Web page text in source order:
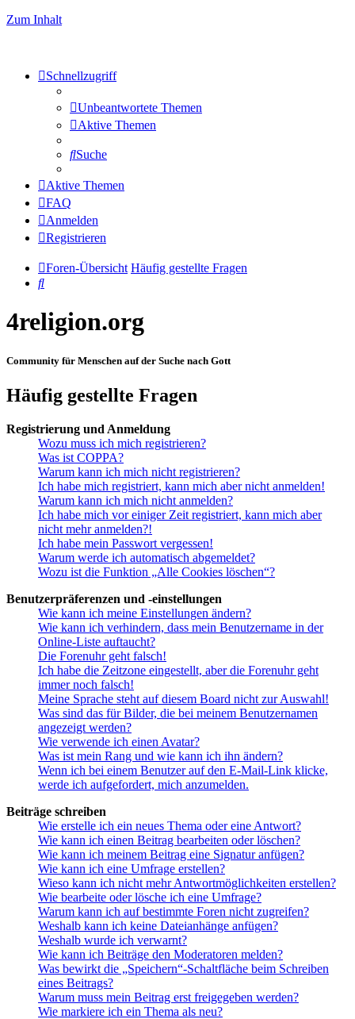
Zum Inhalt
Schnellzugriff
Unbeantwortete Themen
Aktive Themen
Suche
Aktive Themen
FAQ
Anmelden
Registrieren
Foren-Übersicht Häufig gestellte Fragen
Suche
4religion.org
Community für Menschen auf der Suche nach Gott
Häufig gestellte Fragen
Registrierung und Anmeldung
Wozu muss ich mich registrieren?
Was ist COPPA?
Warum kann ich mich nicht registrieren?
Ich habe mich registriert, kann mich aber nicht anmelden!
Warum kann ich mich nicht anmelden?
Ich habe mich vor einiger Zeit registriert, kann mich aber
nicht mehr anmelden?!
Ich habe mein Passwort vergessen!
Warum werde ich automatisch abgemeldet?
Wozu ist die Funktion „Alle Cookies löschen“?
Benutzerpräferenzen und -einstellungen
Wie kann ich meine Einstellungen ändern?
Wie kann ich verhindern, dass mein Benutzername in der
Online-Liste auftaucht?
Die Forenuhr geht falsch!
Ich habe die Zeitzone eingestellt, aber die Forenuhr geht
immer noch falsch!
Meine Sprache steht auf diesem Board nicht zur Auswahl!
Was sind das für Bilder, die bei meinem Benutzernamen
angezeigt werden?
Wie verwende ich einen Avatar?
Was ist mein Rang und wie kann ich ihn ändern?
Wenn ich bei einem Benutzer auf den E-Mail-Link klicke,
werde ich aufgefordert, mich anzumelden.
Beiträge schreiben
Wie erstelle ich ein neues Thema oder eine Antwort?
Wie kann ich einen Beitrag bearbeiten oder löschen?
Wie kann ich meinem Beitrag eine Signatur anfügen?
Wie kann ich eine Umfrage erstellen?
Wieso kann ich nicht mehr Antwortmöglichkeiten erstellen?
Wie bearbeite oder lösche ich eine Umfrage?
Warum kann ich auf bestimmte Foren nicht zugreifen?
Weshalb kann ich keine Dateianhänge anfügen?
Weshalb wurde ich verwarnt?
Wie kann ich Beiträge den Moderatoren melden?
Was bewirkt die „Speichern“-Schaltfläche beim Schreiben
eines Beitrags?
Warum muss mein Beitrag erst freigegeben werden?
Wie markiere ich ein Thema als neu?